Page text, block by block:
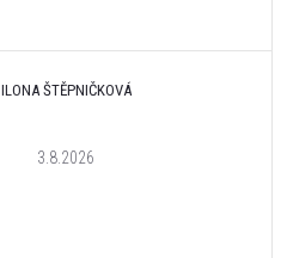
ILONA ŠTĚPNIČKOVÁ
3.8.2026